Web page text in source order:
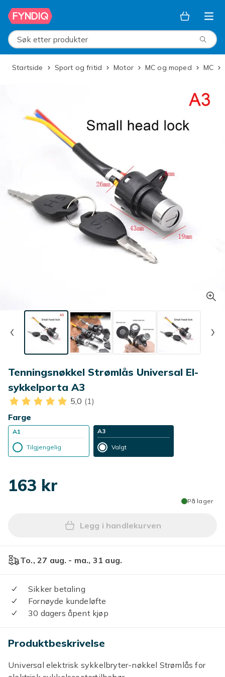
Hopp til hovedinnhold
Søk etter produkter
Startside Sport og fritid Motor MC og moped MC
Tenningsnøkkel Strømlås Universal El-
sykkelporta A3
5,0 (1)
Farge
A1
Tilgjengelig
A3
Valgt
163 kr
På lager
Legg Tenningsnøkkel
Legg i handlekurven
To., 27 aug. - ma., 31 aug.
Sikker betaling
Fornøyde kundeløfte
30 dagers åpent kjøp
Produktbeskrivelse
Universal elektrisk sykkelbryter-nøkkel Strømlås for